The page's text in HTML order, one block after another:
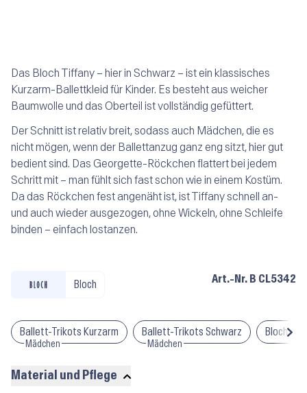
Das Bloch Tiffany – hier in Schwarz – ist ein klassisches
Kurzarm-Ballettkleid für Kinder. Es besteht aus weicher
Baumwolle und das Oberteil ist vollständig gefüttert.
Der Schnitt ist relativ breit, sodass auch Mädchen, die es
nicht mögen, wenn der Ballettanzug ganz eng sitzt, hier gut
bedient sind. Das Georgette-Röckchen flattert bei jedem
Schritt mit – man fühlt sich fast schon wie in einem Kostüm.
Da das Röckchen fest angenäht ist, ist Tiffany schnell an-
und auch wieder ausgezogen, ohne Wickeln, ohne Schleife
binden – einfach lostanzen.
Bloch Art.-Nr. B CL5342
Ballett-Trikots Kurzarm
Mädchen
Ballett-Trikots Schwarz
Mädchen
Bloch
Material und Pflege